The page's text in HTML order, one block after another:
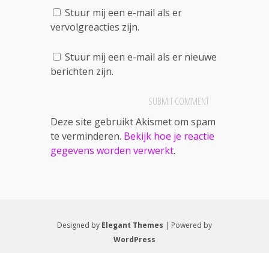
Stuur mij een e-mail als er
vervolgreacties zijn.
Stuur mij een e-mail als er nieuwe
berichten zijn.
Deze site gebruikt Akismet om spam
te verminderen. Bekijk hoe je reactie
gegevens worden verwerkt.
Designed by Elegant Themes | Powered by
WordPress